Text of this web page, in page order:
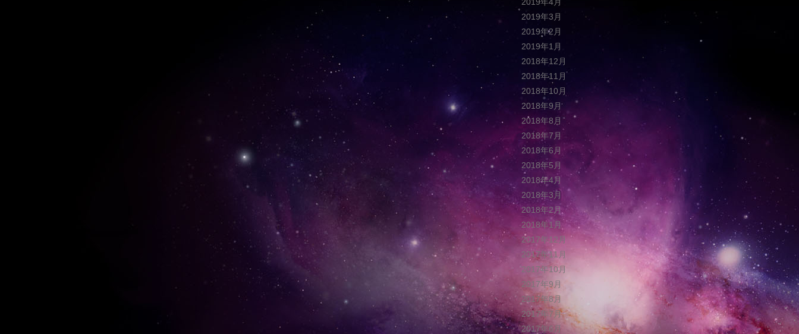
2019年3月
2019年2月
2019年1月
2018年12月
2018年11月
2018年10月
2018年9月
2018年8月
2018年7月
2018年6月
2018年5月
2018年4月
2018年3月
2018年2月
2018年1月
2017年12月
2017年11月
2017年10月
2017年9月
2017年8月
2017年7月
2017年6月